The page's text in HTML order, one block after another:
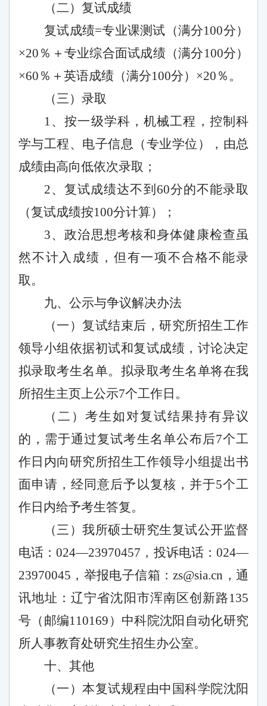
（二）复试成绩
复试成绩=专业课测试（满分100分）
×20％＋专业综合面试成绩（满分100分）
×60％＋英语成绩（满分100分）×20％。
（三）录取
1、按一级学科，机械工程，控制科
学与工程、电子信息（专业学位），由总
成绩由高向低依次录取；
2、复试成绩达不到60分的不能录取
（复试成绩按100分计算）；
3、政治思想考核和身体健康检查虽
然不计入成绩，但有一项不合格不能录
取。
九、公示与争议解决办法
（一）复试结束后，研究所招生工作
领导小组依据初试和复试成绩，讨论决定
拟录取考生名单。拟录取考生名单将在我
所招生主页上公示7个工作日。
（二）考生如对复试结果持有异议
的，需于通过复试考生名单公布后7个工
作日内向研究所招生工作领导小组提出书
面申请，经同意后予以复核，并于5个工
作日内给予考生答复。
（三）我所硕士研究生复试公开监督
电话：024—23970457，投诉电话：024—
23970045，举报电子信箱：zs@sia.cn，通
讯地址：辽宁省沈阳市浑南区创新路135
号（邮编110169）中科院沈阳自动化研究
所人事教育处研究生招生办公室。
十、其他
（一）本复试规程由中国科学院沈阳